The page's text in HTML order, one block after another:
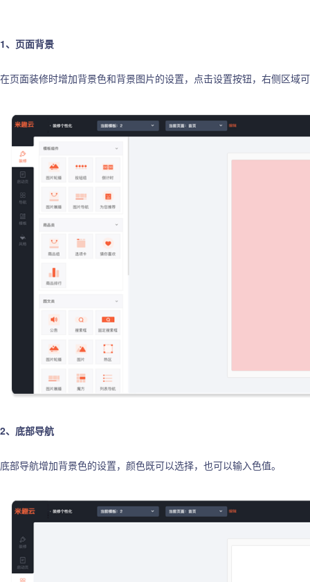
1、页面背景
在页面装修时增加背景色和背景图片的设置，点击设置按钮，右侧区域
2、底部导航
底部导航增加背景色的设置，颜色既可以选择，也可以输入色值。